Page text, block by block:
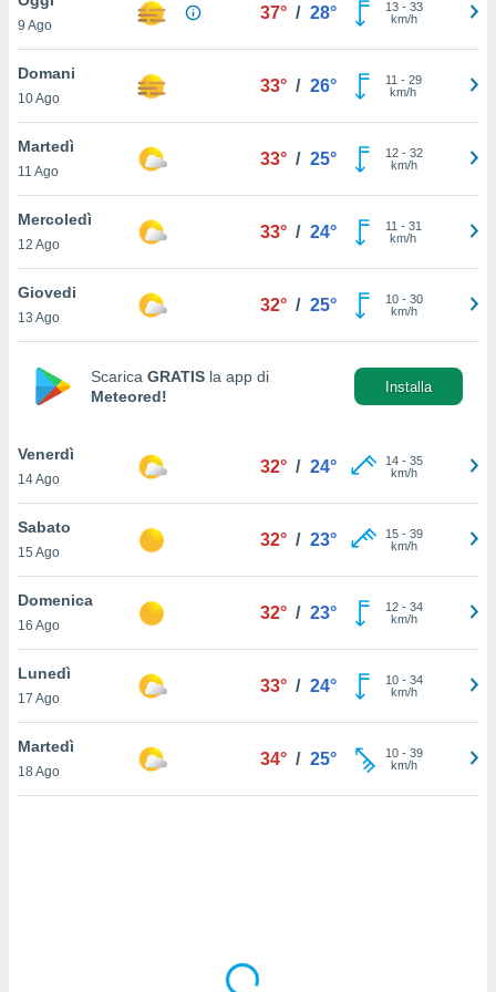
è
al sito
di
ci
di
il
un
la
nella
cookie
il tuo
in
a piè
del
9 Ago
37° / 28° 13- 33
km/h
Domani
10 Ago
33° / 26° 11 - 29
km/h
Martedì
11 Ago
33° / 25° 12- 32
km/h
Mercoledì
12 Ago
33° / 24° 11 - 31
km/h
Giovedi
13 Ago
32° / 25° 10- 30
km/h
Scarica GRATIS la app di
Meteored!
Installa
Venerdì
14 Ago
32° / 24° 14- 35
km/h
Sabato
15 Ago
32° / 23° 15- 39
km/h
Domenica
16 Ago
32° / 23° 12- 34
km/h
Lunedì
17 Ago
33° / 24° 10- 34
km/h
Martedì
18 Ago
34° / 25° 10- 39
km/h